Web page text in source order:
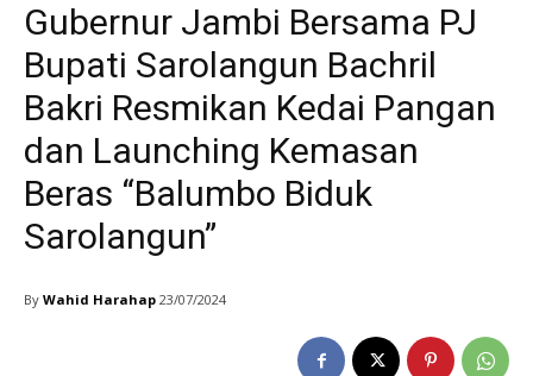
Gubernur Jambi Bersama PJ
Bupati Sarolangun Bachril
Bakri Resmikan Kedai Pangan
dan Launching Kemasan
Beras “Balumbo Biduk
Sarolangun”
By Wahid Harahap 23/07/2024